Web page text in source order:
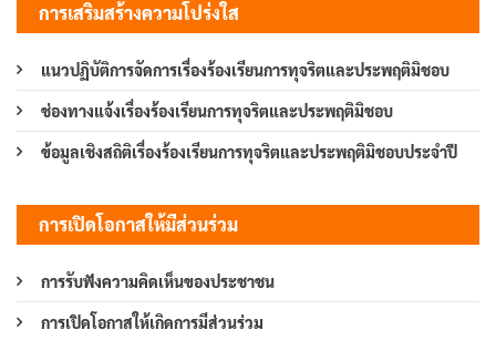
การเสริมสร้างความโปร่งใส
แนวปฏิบัติการจัดการเรื่องร้องเรียนการทุจริตและประพฤติมิชอบ
ช่องทางแจ้งเรื่องร้องเรียนการทุจริตและประพฤติมิชอบ
ข้อมูลเชิงสถิติเรื่องร้องเรียนการทุจริตและประพฤติมิชอบประจำปี
การเปิดโอกาสให้มีส่วนร่วม
การรับฟังความคิดเห็นของประชาชน
การเปิดโอกาสให้เกิดการมีส่วนร่วม